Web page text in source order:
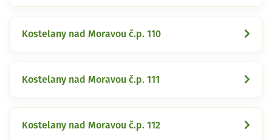
Kostelany nad Moravou č.p. 110
Kostelany nad Moravou č.p. 111
Kostelany nad Moravou č.p. 112